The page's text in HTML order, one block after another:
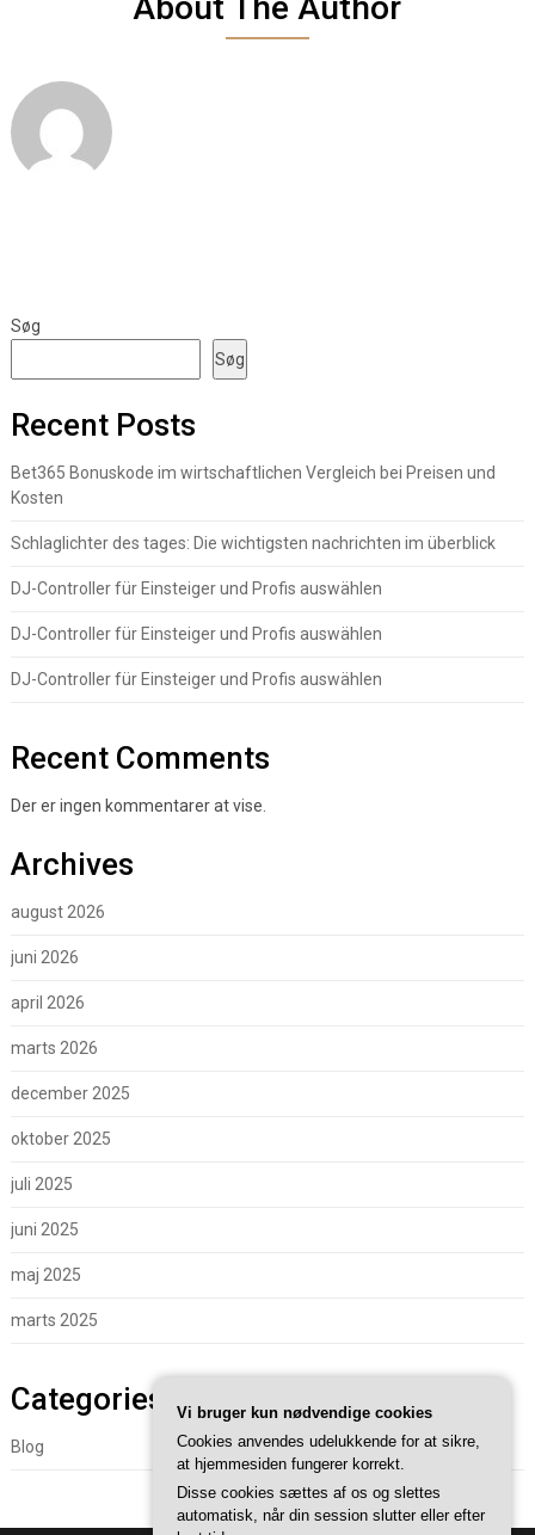
Søg
Søg
Recent Posts
Bet365 Bonuskode im wirtschaftlichen Vergleich bei Preisen und
Kosten
Schlaglichter des tages: Die wichtigsten nachrichten im überblick
DJ-Controller für Einsteiger und Profis auswählen
DJ-Controller für Einsteiger und Profis auswählen
DJ-Controller für Einsteiger und Profis auswählen
Recent Comments
Der er ingen kommentarer at vise.
Archives
august 2026
juni 2026
april 2026
marts 2026
december 2025
oktober 2025
juli 2025
juni 2025
maj 2025
marts 2025
Categories
Blog
Vi bruger kun nødvendige cookies
Cookies anvendes udelukkende for at sikre,
at hjemmesiden fungerer korrekt.
Disse cookies sættes af os og slettes
automatisk, når din session slutter eller efter